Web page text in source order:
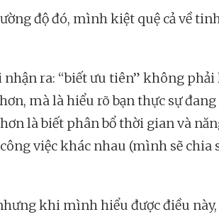
độ đó, mình kiệt quệ cả về
ra: “biết ưu tiên” không phải
mà là hiểu rõ bạn thực sự
là biết phân bổ thời gian và
việc khác nhau (mình sẽ chia
khi mình hiểu được điều này,